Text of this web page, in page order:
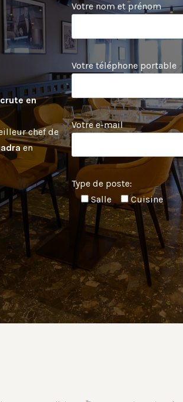
en
chef de
en
Votre nom et prénom
Votre téléphone portable
Votre e-mail
Type de poste:
Salle
Cuisine